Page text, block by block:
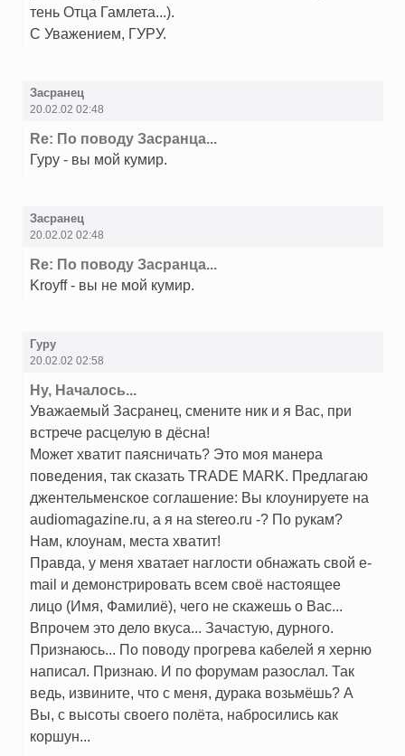
тень Отца Гамлета...).
С Уважением, ГУРУ.
Засранец
20.02.02 02:48
Re: По поводу Засранца...
Гуру - вы мой кумир.
Засранец
20.02.02 02:48
Re: По поводу Засранца...
Kroyff - вы не мой кумир.
Гуру
20.02.02 02:58
Ну, Началось...
Уважаемый Засранец, смените ник и я Вас, при
встрече расцелую в дёсна!
Может хватит паясничать? Это моя манера
поведения, так сказать TRADE MARK. Предлагаю
джентельменское соглашение: Вы клоунируете на
audiomagazine.ru, а я на stereo.ru -? По рукам?
Нам, клоунам, места хватит!
Правда, у меня хватает наглости обнажать свой e-
mail и демонстрировать всем своё настоящее
лицо (Имя, Фамилиё), чего не скажешь о Вас...
Впрочем это дело вкуса... Зачастую, дурного.
Признаюсь... По поводу прогрева кабелей я херню
написал. Признаю. И по форумам разослал. Так
ведь, извините, что с меня, дурака возьмёшь? А
Вы, с высоты своего полёта, набросились как
коршун...